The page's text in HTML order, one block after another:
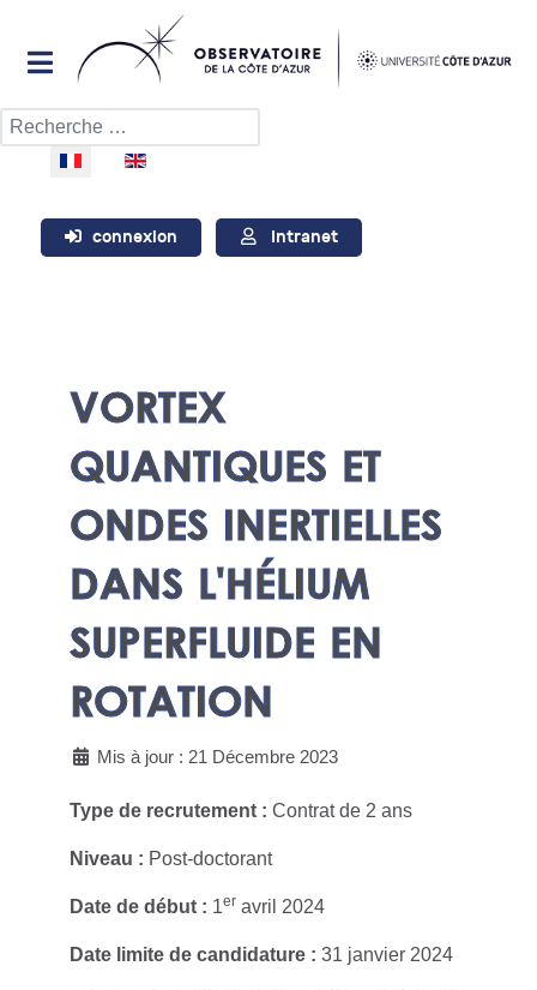
Rechercher
Sélectionnez votre langue
connexion Intranet
VORTEX
QUANTIQUES ET
ONDES INERTIELLES
DANS L'HÉLIUM
SUPERFLUIDE EN
ROTATION
Mis à jour : 21 Décembre 2023
Type de recrutement : Contrat de 2 ans
Niveau : Post-doctorant
Date de début : 1er avril 2024
Date limite de candidature : 31 janvier 2024